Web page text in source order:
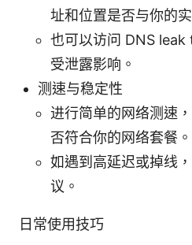
址和位置是否与你的
也可以访问 DNS
受泄露影响。
测速与稳定性
进行简单的网络测速
否符合你的网络套餐。
如遇到高延迟或掉线
议。
日常使用技巧